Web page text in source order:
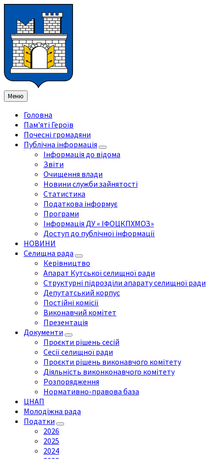
змісту
ліву
бічну
панель
праву
бічну
панель
нижнього
колонтитула
Меню
Головна
Пам'яті Героїв
Почесні громадяни
Публічна інформація
Інформація до відома
Звіти
Очищення влади
Новини служби зайнятості
Статистика
Податкова інформує
Програми
Інформація ДУ « ІФОЦКПХМОЗ»
Доступ до публічної інформації
НОВИНИ
Селищна рада
Керівництво
Апарат Кутської селищної ради
Структурні підрозділи апарату селищної ради
Депутатський корпус
Постійні комісії
Виконавчий комітет
Презентація
Документи
Проєкти рішень сесій
Сесії селищної ради
Проєкти рішень виконавчого комітету
Діяльність виконконавчого комітету
Розпорядження
Нормативно-правова база
ЦНАП
Молодіжна рада
Податки
2026
2025
2024